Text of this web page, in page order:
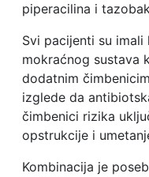
piperacilina i
Svi pacijenti su
mokraćnog sustava
dodatnim
izglede da
čimbenici rizika
opstrukcije i
Kombinacija je